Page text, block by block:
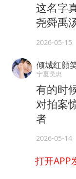
这名字
尧舜禹
2026-05-15
倾城红顔
宁夏吴忠
有的时
对拍案
者
2026-05-14
打开APP